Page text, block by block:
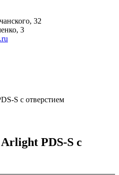
32
3
S с отверстием
PDS-S с